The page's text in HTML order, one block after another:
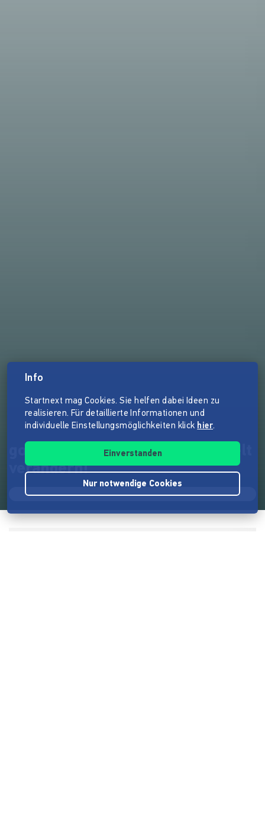
goood – durch Telefonie die Welt
verändern!
Info
Startnext mag Cookies. Sie helfen dabei Ideen zu
realisieren. Für detaillierte Informationen und
individuelle Einstellungsmöglichkeiten klick hier.
Einverstanden
Nur notwendige Cookies